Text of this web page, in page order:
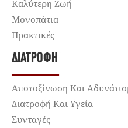
Καλύτερη Ζωή
Μονοπάτια
Πρακτικές
ΔΙΑΤΡΟΦΉ
Αποτοξίνωση Και
Διατροφή Και Υγεία
Συνταγές